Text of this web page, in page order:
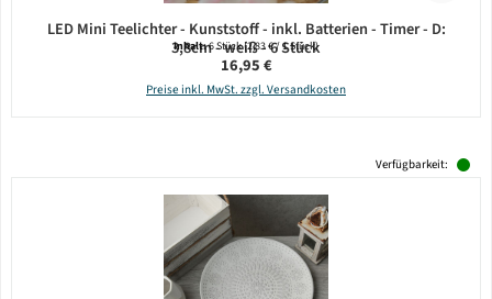
LED Mini Teelichter - Kunststoff - inkl. Batterien - Timer - D:
3,8cm - weiß - 6 Stück
Inhalt:6 Stück(2,83 € / 1 Stück)
Regulärer Preis:
16,95 €
Preise inkl. MwSt. zzgl. Versandkosten
Verfügbarkeit: